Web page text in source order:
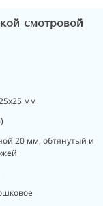
смотровой
мм
20 мм, обтянутый и